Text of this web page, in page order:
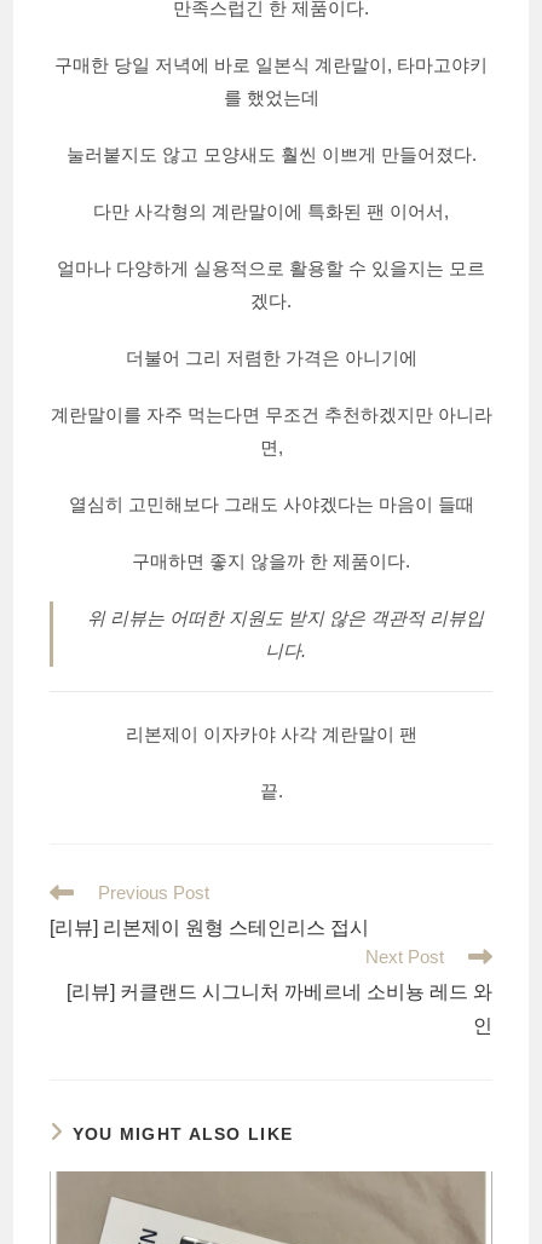
만족스럽긴 한 제품이다.
구매한 당일 저녁에 바로 일본식 계란말이, 타마고야키
를 했었는데
눌러붙지도 않고 모양새도 훨씬 이쁘게 만들어졌다.
다만 사각형의 계란말이에 특화된 팬 이어서,
얼마나 다양하게 실용적으로 활용할 수 있을지는 모르
겠다.
더불어 그리 저렴한 가격은 아니기에
계란말이를 자주 먹는다면 무조건 추천하겠지만 아니라
면,
열심히 고민해보다 그래도 사야겠다는 마음이 들때
구매하면 좋지 않을까 한 제품이다.
위 리뷰는 어떠한 지원도 받지 않은 객관적 리뷰입
니다.
리본제이 이자카야 사각 계란말이 팬
끝.
Read
articles
Previous Post
[리뷰] 리본제이 원형 스테인리스 접시
Next Post
[리뷰] 커클랜드 시그니처 까베르네 소비뇽 레드 와
인
YOU MIGHT ALSO LIKE